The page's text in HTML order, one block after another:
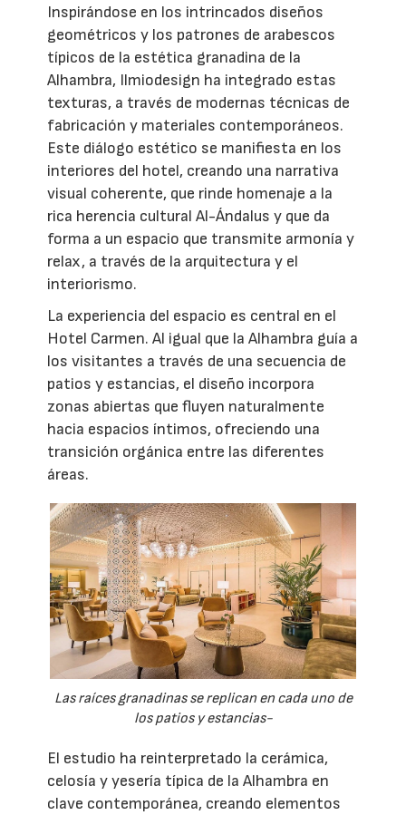
Inspirándose en los intrincados diseños
geométricos y los patrones de arabescos
típicos de la estética granadina de la
Alhambra, Ilmiodesign ha integrado estas
texturas, a través de modernas técnicas de
fabricación y materiales contemporáneos.
Este diálogo estético se manifiesta en los
interiores del hotel, creando una narrativa
visual coherente, que rinde homenaje a la
rica herencia cultural Al-Ándalus y que da
forma a un espacio que transmite armonía y
relax, a través de la arquitectura y el
interiorismo.
La experiencia del espacio es central en el
Hotel Carmen. Al igual que la Alhambra guía a
los visitantes a través de una secuencia de
patios y estancias, el diseño incorpora
zonas abiertas que fluyen naturalmente
hacia espacios íntimos, ofreciendo una
transición orgánica entre las diferentes
áreas.
Las raíces granadinas se replican en cada uno de
los patios y estancias-
El estudio ha reinterpretado la cerámica,
celosía y yesería típica de la Alhambra en
clave contemporánea, creando elementos